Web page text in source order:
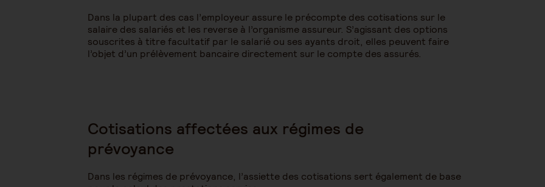
Dans la plupart des cas l’employeur assure le précompte des cotisations sur le
salaire des salariés et les reverse à l’organisme assureur. S’agissant des options
souscrites à titre facultatif par le salarié ou ses ayants droit, elles peuvent faire
l’objet d’un prélèvement bancaire directement sur le compte des assurés.
Cotisations affectées aux régimes de
prévoyance
Dans les régimes de prévoyance, l’assiette des cotisations sert également de base